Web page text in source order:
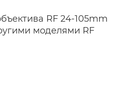
RF 24-105mm
моделями RF